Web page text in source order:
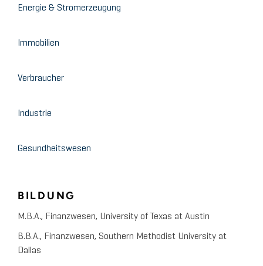
Energie & Stromerzeugung
Immobilien
Verbraucher
Industrie
Gesundheitswesen
BILDUNG
M.B.A., Finanzwesen, University of Texas at Austin
B.B.A., Finanzwesen, Southern Methodist University at
Dallas